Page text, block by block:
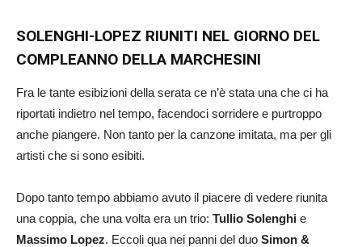
SOLENGHI-LOPEZ RIUNITI NEL GIORNO DEL
COMPLEANNO DELLA MARCHESINI
Fra le tante esibizioni della serata ce n’è stata una che ci ha
riportati indietro nel tempo, facendoci sorridere e purtroppo
anche piangere. Non tanto per la canzone imitata, ma per gli
artisti che si sono esibiti.
Dopo tanto tempo abbiamo avuto il piacere di vedere riunita
una coppia, che una volta era un trio: Tullio Solenghi e
Massimo Lopez. Eccoli qua nei panni del duo Simon &